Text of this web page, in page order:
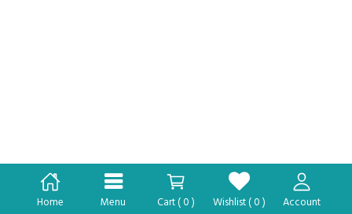
Home Menu Cart (0) Wishlist (0) Account